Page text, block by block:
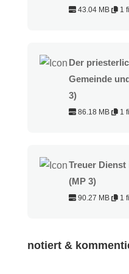
43.04 MB 1
Der
Gemeinde
3)
86.18 MB 1
Treuer Dienst
(MP 3)
90.27 MB 1
notiert &